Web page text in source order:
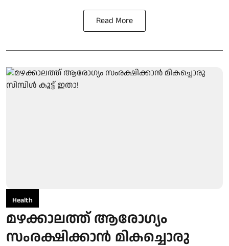
Read More
Health
മഴക്കാലത്ത് ആരോഗ്യം
സംരക്ഷിക്കാൻ മികച്ചൊരു